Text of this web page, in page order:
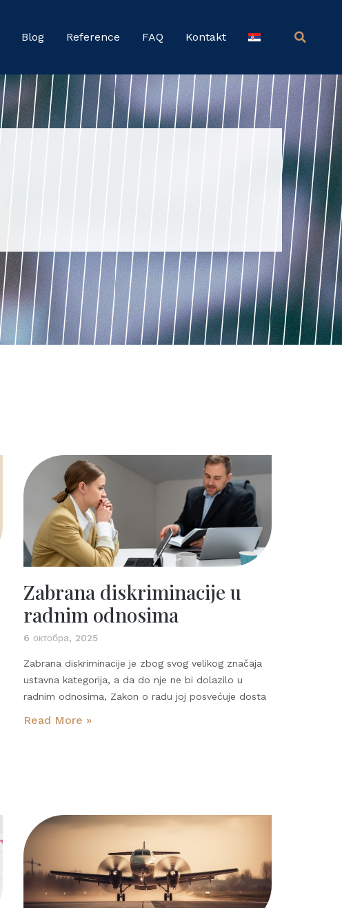
Blog Reference FAQ Kontakt
Zabrana diskriminacije u
radnim odnosima
6 октобра, 2025
Zabrana diskriminacije je zbog svog velikog značaja
ustavna kategorija, a da do nje ne bi dolazilo u
radnim odnosima, Zakon o radu joj posvećuje dosta
Read More »